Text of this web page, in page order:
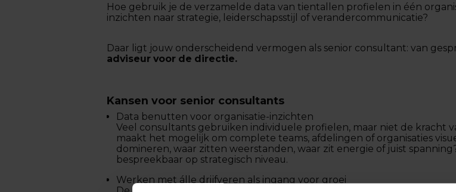
Hoe gebruik je de verzamelde data van tientallen profielen in één
inzichten naar strategie, leiderschapsstijl of verandercommunicatie?
Daar ligt jouw onderscheidend vermogen als senior consultant: van
adviseur voor de directie.
Kansen voor senior consultants
Data benutten voor organisatie-inzichten
Veel consultants gebruiken individuele profielen, maar niet de kracht
maakt het mogelijk om complete teams, afdelingen of organisaties
domineren, waar zitten weerstanden, waar zit energie of juist
bespreekbaar op strategisch niveau.
Werken met álle drijfveren als ingang voor groei